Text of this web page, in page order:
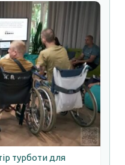
турботи для